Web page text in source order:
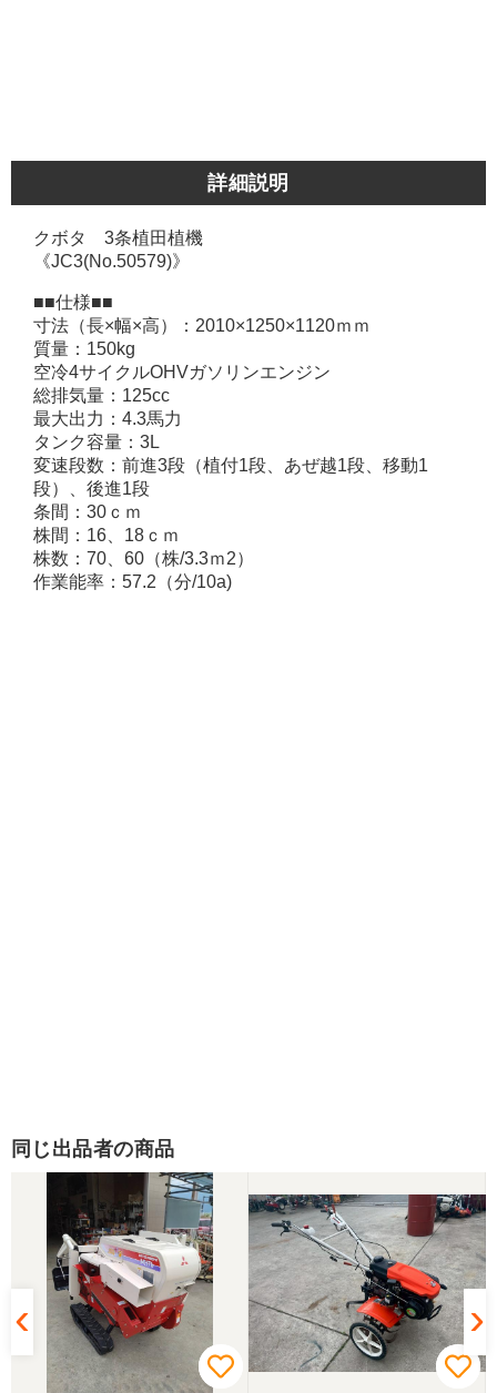
詳細説明
クボタ 3条植田植機
《JC3(No.50579)》
■■仕様■■
寸法（長×幅×高）：2010×1250×1120ｍｍ
質量：150kg
空冷4サイクルOHVガソリンエンジン
総排気量：125cc
最大出力：4.3馬力
タンク容量：3L
変速段数：前進3段（植付1段、あぜ越1段、移動1
段）、後進1段
条間：30ｃｍ
株間：16、18ｃｍ
株数：70、60（株/3.3ｍ2）
作業能率：57.2（分/10a)
同じ出品者の商品